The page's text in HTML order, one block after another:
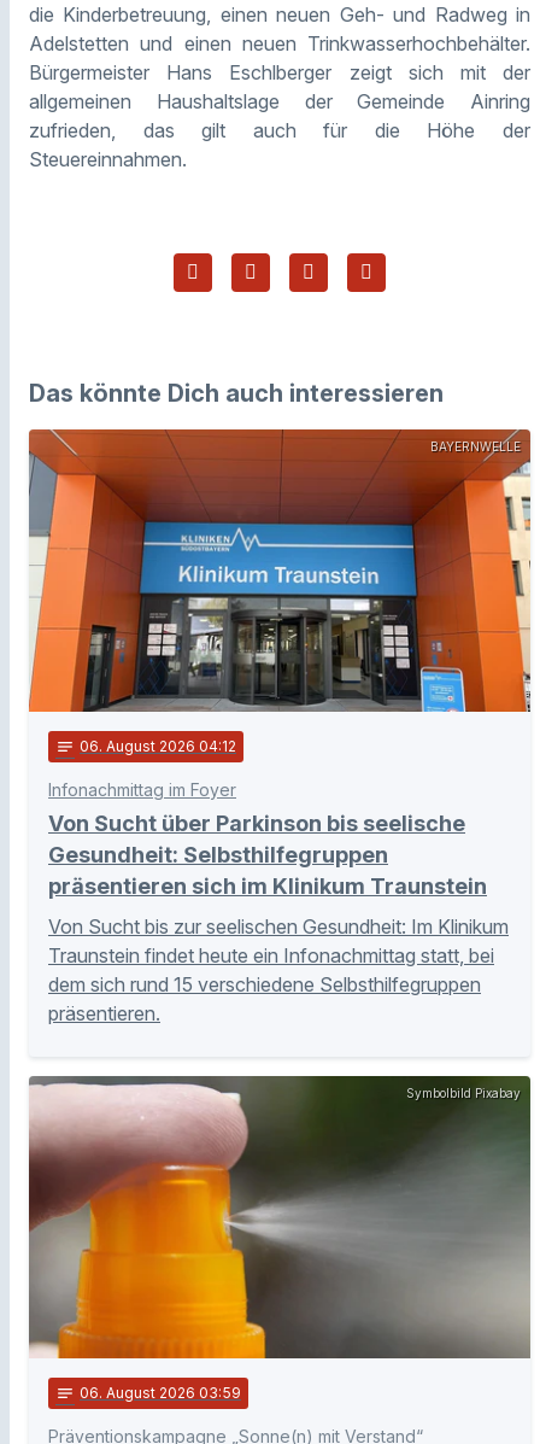
die Kinderbetreuung, einen neuen Geh- und Radweg in
Adelstetten und einen neuen Trinkwasserhochbehälter.
Bürgermeister Hans Eschlberger zeigt sich mit der
allgemeinen Haushaltslage der Gemeinde Ainring
zufrieden, das gilt auch für die Höhe der
Steuereinnahmen.
Das könnte Dich auch interessieren
BAYERNWELLE
notes 06. August 2026 04:12
Infonachmittag im Foyer
Von Sucht über Parkinson bis seelische
Gesundheit: Selbsthilfegruppen
präsentieren sich im Klinikum Traunstein
Von Sucht bis zur seelischen Gesundheit: Im Klinikum
Traunstein findet heute ein Infonachmittag statt, bei
dem sich rund 15 verschiedene Selbsthilfegruppen
präsentieren.
Symbolbild Pixabay
notes 06. August 2026 03:59
Präventionskampagne „Sonne(n) mit Verstand“